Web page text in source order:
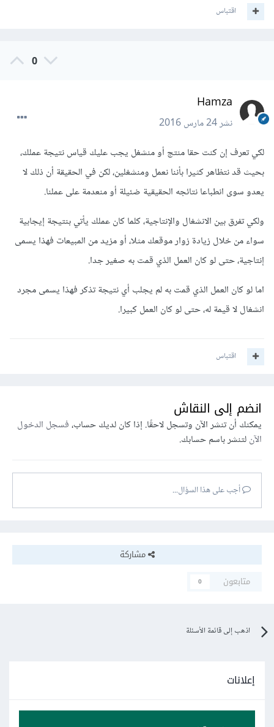
اقتباس
0
Hamza
نشر24 مارس 2016
لكي تعرف إن كنت حقا منتج أو منشغل يجب عليك قياس نتيجة عملك،
بحيث قد نتظاهر كثيرا بأننا نعمل ومنشغلين، لكن في الحقيقة أن ذلك لا
يعدو سوى انطباعا نتائجه الحقيقية ضئيلة أو منعدمة على عملنا.
ولكي تفرق بين الانشغال والإنتاجية، كلما كان عملك يأتي بنتيجة إيجابية
سواء من خلال زيادة زوار موقعك مثلا، أو مزيد من المبيعات فهذا يسمى
إنتاجية، حتى لو كان العمل الذي قمت به صغير جدا.
اما لو كان العمل الذي قمت به لم يجلب أي نتيجة تذكر فهذا يسمى مجرد
انشغال لا قيمة له، حتى لو كان العمل كبيرا.
اقتباس
انضم إلى النقاش
يمكنك أن تنشر الآن وتسجل لاحقًا. إذا كان لديك حساب،فسجل الدخول
الآنلتنشر باسم حسابك.
أجب على هذا السؤال...
مشاركة
متابعون
0
اذهب إلى قائمة الأسئلة
إعلانات